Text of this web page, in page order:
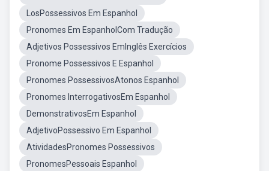
LosPossessivos Em Espanhol
Pronomes Em EspanholCom Tradução
Adjetivos Possessivos EmInglês Exercícios
Pronome Possessivos E Espanhol
Pronomes PossessivosAtonos Espanhol
Pronomes InterrogativosEm Espanhol
DemonstrativosEm Espanhol
AdjetivoPossessivo Em Espanhol
AtividadesPronomes Possessivos
PronomesPessoais Espanhol